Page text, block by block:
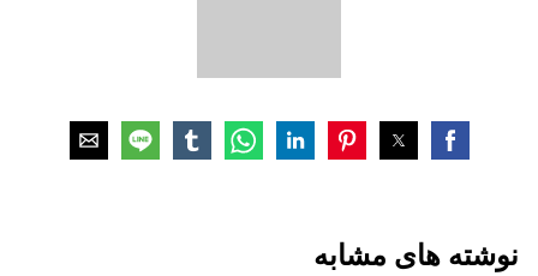
نوشته های مشابه